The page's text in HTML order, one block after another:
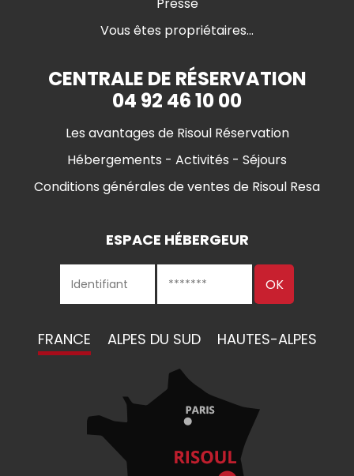
Presse
Vous êtes propriétaires...
CENTRALE DE RÉSERVATION
04 92 46 10 00
Les avantages de Risoul Réservation
Hébergements - Activités - Séjours
Conditions générales de ventes de Risoul Resa
ESPACE HÉBERGEUR
FRANCE ALPES DU SUD HAUTES-ALPES